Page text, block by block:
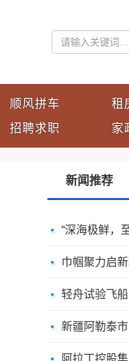
顺风拼车
招聘求职
租
家
新闻推荐
“深海极鲜，
轻舟试验飞